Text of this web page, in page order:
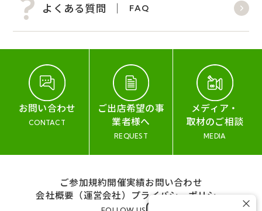
よくある質問 FAQ
お問い合わせ
CONTACT
ご出店希望の事
業者様へ
REQUEST
メディア・
取材のご相談
MEDIA
ご参加規約開催実績お問い合わせ
会社概要（運営会社） プライバシーポリシー
×